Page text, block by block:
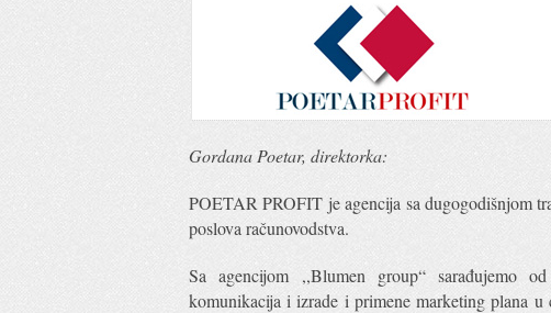
Gordana Poetar, direktorka:
POETAR PROFIT je agencija sa dugogodišnjom
poslova računovodstva.
Sa agencijom ,,Blumen group“ sarađujemo
komunikacija i izrade i primene marketing plana